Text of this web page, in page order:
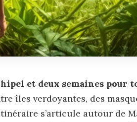
et deux semaines pour
îles verdoyantes, des
s’articule autour de